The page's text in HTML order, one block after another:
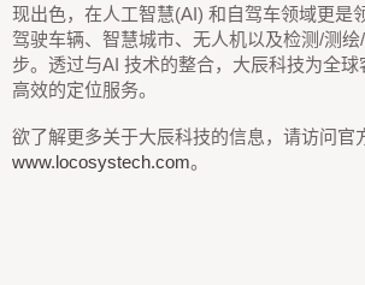
现出色，在人工智慧(AI) 和自驾车领域更是
驾驶车辆、智慧城市、无人机以及检测/测
步。透过与AI 技术的整合，大辰科技为全球
高效的定位服务。
欲了解更多关于大辰科技的信息，请访问官
www.locosystech.com。